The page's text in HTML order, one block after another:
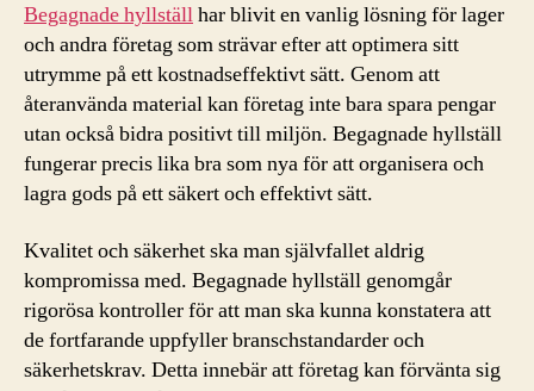
Begagnade hyllställhar blivit en vanlig lösning för lager
och andra företag som strävar efter att optimera sitt
utrymme på ett kostnadseffektivt sätt. Genom att
återanvända material kan företag inte bara spara pengar
utan också bidra positivt till miljön. Begagnade hyllställ
fungerar precis lika bra som nya för att organisera och
lagra gods på ett säkert och effektivt sätt.
Kvalitet och säkerhet ska man självfallet aldrig
kompromissa med. Begagnade hyllställ genomgår
rigorösa kontroller för att man ska kunna konstatera att
de fortfarande uppfyller branschstandarder och
säkerhetskrav. Detta innebär att företag kan förvänta sig